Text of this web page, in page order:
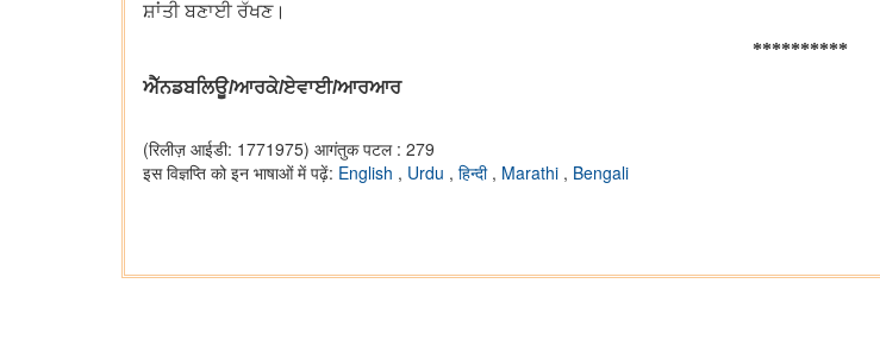
ਸ਼ਾਂਤੀ ਬਣਾਈ ਰੱਖਣ।
**********
ਐੱਨਡਬਲਿਊ/ਆਰਕੇ/ਏਵਾਈ/ਆਰਆਰ
(रिलीज़ आईडी: 1771975) आगंतुक पटल : 279
इस विज्ञप्ति को इन भाषाओं में पढ़ें: English , Urdu , हिन्दी , Marathi , Bengali